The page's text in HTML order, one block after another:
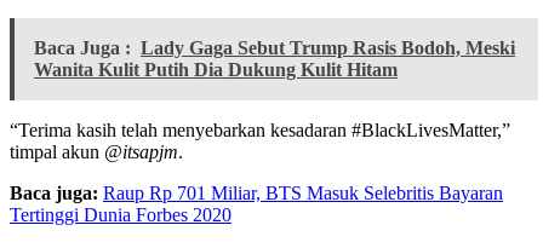
Baca Juga : Lady Gaga Sebut Trump Rasis Bodoh, Meski
Wanita Kulit Putih Dia Dukung Kulit Hitam
“Terima kasih telah menyebarkan kesadaran #BlackLivesMatter,”
timpal akun @itsapjm.
Baca juga: Raup Rp 701 Miliar, BTS Masuk Selebritis Bayaran
Tertinggi Dunia Forbes 2020